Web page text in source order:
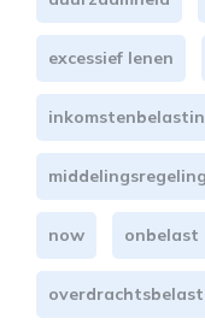
excessief lenen
middelingsregeling
now onbelast